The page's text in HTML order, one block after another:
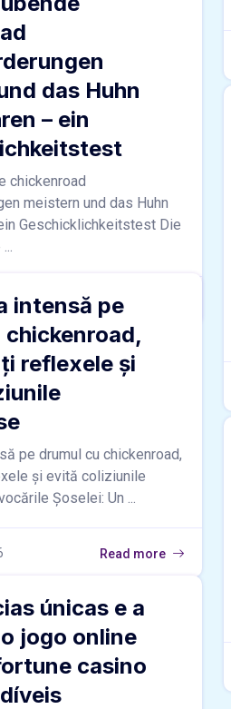
das Huhn
– ein
chickenroad
meistern und das Huhn
Geschicklichkeitstest Die
Read more
intensă pe
chickenroad,
reflexele și
pe drumul cu chickenroad,
și evită coliziunile
Șoselei: Un ...
Read more
únicas e a
jogo online
casino